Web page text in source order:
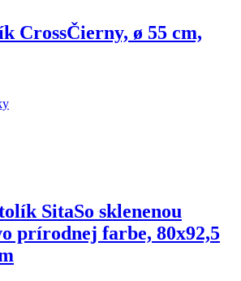
CrossČierny, ø 55 cm,
SitaSo sklenenou
prírodnej farbe, 80x92,5